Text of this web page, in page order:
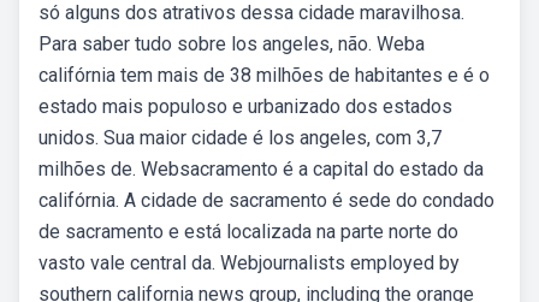
só alguns dos atrativos dessa cidade maravilhosa.
Para saber tudo sobre los angeles, não. Weba
califórnia tem mais de 38 milhões de habitantes e é o
estado mais populoso e urbanizado dos estados
unidos. Sua maior cidade é los angeles, com 3,7
milhões de. Websacramento é a capital do estado da
califórnia. A cidade de sacramento é sede do condado
de sacramento e está localizada na parte norte do
vasto vale central da. Webjournalists employed by
southern california news group, including the orange